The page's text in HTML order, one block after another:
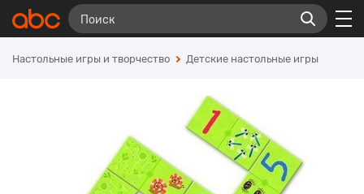
Настольные игры и творчество Детские настольные игры